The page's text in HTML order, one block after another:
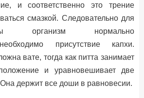
и соответственно это трение
смазкой. Следовательно для
организм нормально
присутствие капхи.
вате, тогда как питта занимает
и уравновешивает две
держит все доши в равновесии.